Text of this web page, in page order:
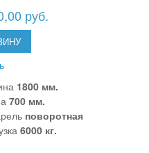
руб.
1800 мм.
700 мм.
поворотная
6000 кг.